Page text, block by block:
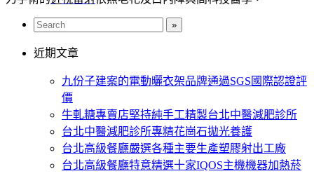
近期文章
九份子建案的電動曬衣架品牌通過SGS國際認證評
價
牛軋糖專賣店堅持純手工精製台北中醫減肥診所
台北中醫減肥診所專精花崗石拋光養護
台北高級餐廳嚴選各種主要生產塑膠射出工廠
台北高級餐廳特意精選十家IQOS主機機器加熱菸